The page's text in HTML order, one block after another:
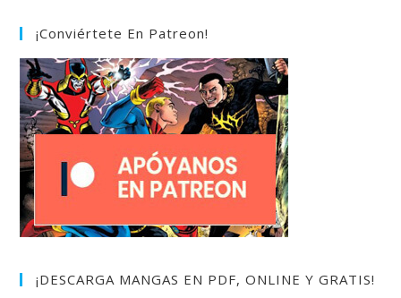
¡Conviértete En Patreon!
¡DESCARGA MANGAS EN PDF, ONLINE Y GRATIS!